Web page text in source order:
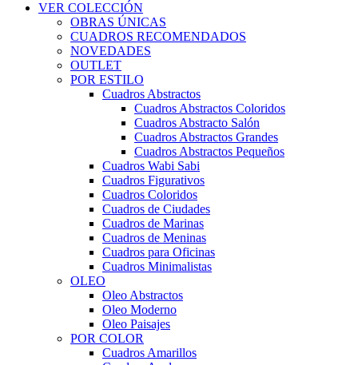
VER COLECCIÓN
OBRAS ÚNICAS
CUADROS RECOMENDADOS
NOVEDADES
OUTLET
POR ESTILO
Cuadros Abstractos
Cuadros Abstractos Coloridos
Cuadros Abstracto Salón
Cuadros Abstractos Grandes
Cuadros Abstractos Pequeños
Cuadros Wabi Sabi
Cuadros Figurativos
Cuadros Coloridos
Cuadros de Ciudades
Cuadros de Marinas
Cuadros de Meninas
Cuadros para Oficinas
Cuadros Minimalistas
OLEO
Oleo Abstractos
Oleo Moderno
Oleo Paisajes
POR COLOR
Cuadros Amarillos